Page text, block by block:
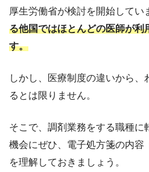
厚生労働省が検討を開始してい
る他国ではほとんどの医師が利
す。
しかし、医療制度の違いから、
るとは限りません。
そこで、調剤業務をする職種に
機会にぜひ、電子処方箋の内容
を理解しておきましょう。